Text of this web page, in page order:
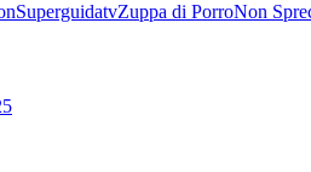
SuperguidatvZuppa di PorroNon